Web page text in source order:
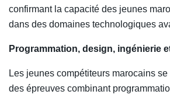
confirmant la capacité des jeunes
dans des domaines technologiques
Programmation, design, ingénierie
Les jeunes compétiteurs marocains
des épreuves combinant